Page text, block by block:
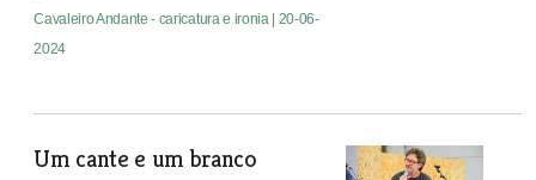
Cavaleiro Andante - caricatura e ironia | 20-06-
2024
Um cante e um branco